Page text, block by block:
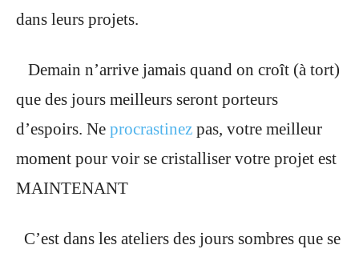
dans leurs projets.
Demain n’arrive jamais quand on croît (à tort)
que des jours meilleurs seront porteurs
d’espoirs. Ne procrastinez pas, votre meilleur
moment pour voir se cristalliser votre projet est
MAINTENANT
C’est dans les ateliers des jours sombres que se